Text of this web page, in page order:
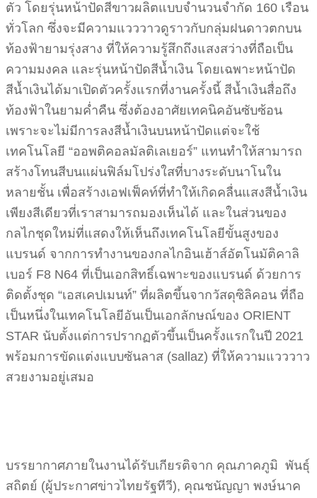
ตัว โดยรุ่นหน้าปัดสีขาวผลิตแบบจำนวนจำกัด 160 เรือน
ทั่วโลก ซึ่งจะมีความแวววาวดูราวกับกลุ่มฝนดาวตกบน
ท้องฟ้ายามรุ่งสาง ที่ให้ความรู้สึกถึงแสงสว่างที่ถือเป็น
ความมงคล และรุ่นหน้าปัดสีน้ำเงิน โดยเฉพาะหน้าปัด
สีน้ำเงินได้มาเปิดตัวครั้งแรกที่งานครั้งนี้ สีน้ำเงินสื่อถึง
ท้องฟ้าในยามค่ำคืน ซึ่งต้องอาศัยเทคนิคอันซับซ้อน
เพราะจะไม่มีการลงสีน้ำเงินบนหน้าปัดแต่จะใช้
เทคโนโลยี “ออพติคอลมัลติเลเยอร์” แทนทำให้สามารถ
สร้างโทนสีบนแผ่นฟิล์มโปร่งใสที่บางระดับนาโนใน
หลายชั้น เพื่อสร้างเอฟเฟ็คท์ที่ทำให้เกิดคลื่นแสงสีน้ำเงิน
เพียงสีเดียวที่เราสามารถมองเห็นได้ และในส่วนของ
กลไกชุดใหม่ที่แสดงให้เห็นถึงเทคโนโลยีขั้นสูงของ
แบรนด์ จากการทำงานของกลไกอินเฮ้าส์อัตโนมัติคาลิ
เบอร์ F8 N64 ที่เป็นเอกสิทธิ์เฉพาะของแบรนด์ ด้วยการ
ติดตั้งชุด “เอสเคปเมนท์” ที่ผลิตขึ้นจากวัสดุซิลิคอน ที่ถือ
เป็นหนึ่งในเทคโนโลยีอันเป็นเอกลักษณ์ของ ORIENT
STAR นับตั้งแต่การปรากฏตัวขึ้นเป็นครั้งแรกในปี 2021
พร้อมการขัดแต่งแบบซันลาส (sallaz) ที่ให้ความแวววาว
สวยงามอยู่เสมอ
บรรยากาศภายในงานได้รับเกียรติจาก คุณภาคภูมิ พันธุ์
สถิตย์ (ผู้ประกาศข่าวไทยรัฐทีวี), คุณชนัญญา พงษ์นาค